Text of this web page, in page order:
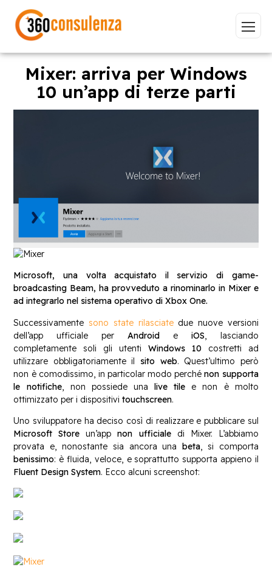
Vai
Sviluppo software BeeProd
Inizia a digitare per visualizzare le pagine consigliate.
Mixer: arriva per Windows
10 un’app di terze parti
Microsoft, una volta acquistato il servizio di game-
broadcasting Beam, ha provveduto a rinominarlo in Mixer e
ad integrarlo nel sistema operativo di Xbox One.
Successivamentesono state rilasciatedue nuove versioni
dell’app ufficiale per Android e iOS, lasciando
completamente soli gli utenti Windows 10 costretti ad
utilizzare obbligatoriamente il sito web. Quest’ultimo però
non è comodissimo, in particolar modo perchénon supporta
le notifiche, non possiede una live tile e non è molto
ottimizzato per i dispositivitouchscreen.
Uno sviluppatore ha deciso così di realizzare e pubblicare sul
Microsoft Store un’appnon ufficialedi Mixer. L’abbiamo
provata e, nonostante sia ancora una beta, si comporta
benissimo: è fluida, veloce, e soprattutto supporta appieno il
Fluent Design System. Ecco alcuni screenshot: